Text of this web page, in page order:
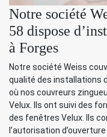
Notre société
58 dispose
à Forges
Notre société Weiss
qualité des installations
où nos couvreurs
Velux. Ils ont suivi des
des fenêtres Velux. Ils
l’autorisation